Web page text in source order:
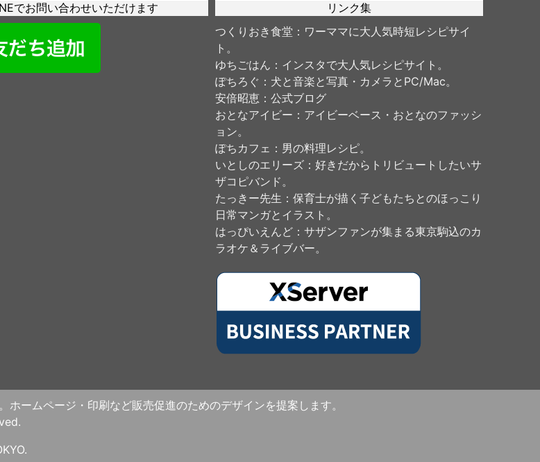
でお問い合わせいただけます
リンク集
つくりおき食堂 ：ワーママに大人気時短レシピサイ
ト。
ゆちごはん ：インスタで大人気レシピサイト。
ぽちろぐ ：犬と音楽と写真・カメラとPC/Mac。
安倍昭恵：公式ブログ
おとなアイビー ：アイビーベース・おとなのファッシ
ョン。
ぽちカフェ ：男の料理レシピ。
いとしのエリーズ：好きだからトリビュートしたいサ
ザコピバンド。
たっきー先生 ：保育士が描く子どもたちとのほっこり
日常マンガとイラスト。
はっぴいえんど：サザンファンが集まる東京駒込のカ
ラオケ＆ライブバー。
ームページ・印刷など販売促進のためのデザインを提案します。